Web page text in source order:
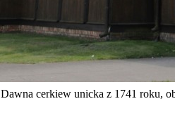
Dawna cerkiew unicka z 1741 roku,